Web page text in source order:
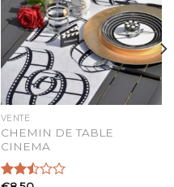
Ajouter
à la
liste
d’envies
VENTE
CHEMIN DE TABLE
CINEMA